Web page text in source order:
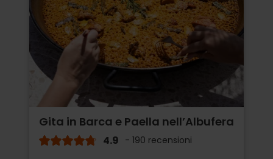
Gita in Barca e Paella nell’Albufera
4.9 - 190 recensioni